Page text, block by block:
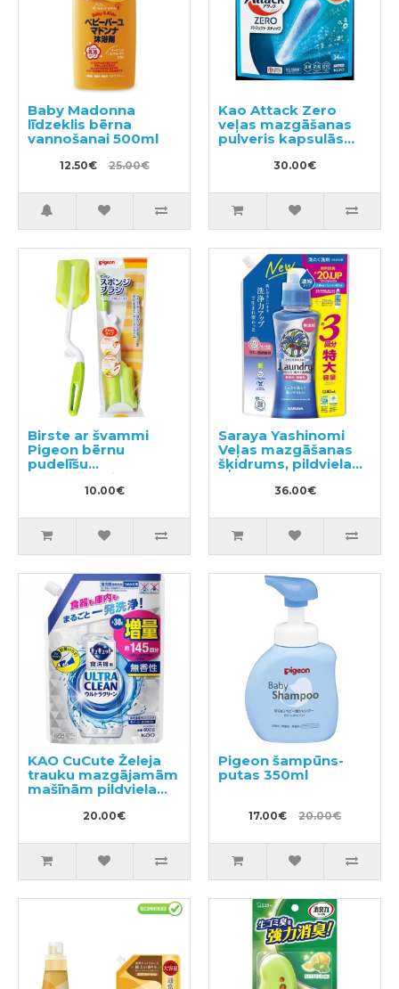
Baby Madonna
līdzeklis bērna
vannošanai 500ml
12.50€ 25.00€
Kao Attack Zero
veļas mazgāšanas
pulveris kapsulās
30.00€
Birste ar švammi
Pigeon bērnu
pudelīšu
mazgāšanai, 1gb.
10.00€
Saraya Yashinomi
Veļas mazgāšanas
šķidrums, pildviela
1380ml
36.00€
KAO CuCute Želeja
trauku mazgājamām
mašīnām pildviela
20.00€
Pigeon šampūns-
putas 350ml
17.00€ 20.00€